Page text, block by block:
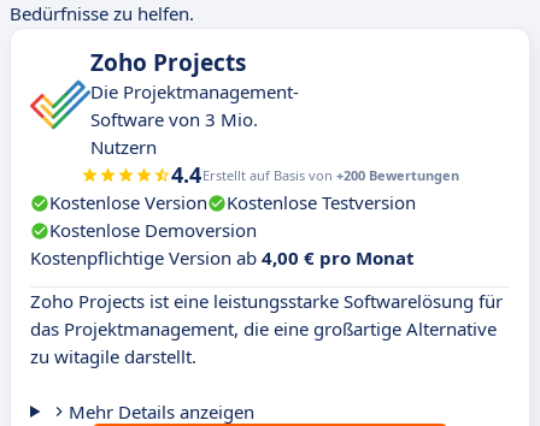
Bedürfnisse zu helfen.
Zoho Projects
Die Projektmanagement-
Software von 3 Mio.
Nutzern
4.4Erstellt auf Basis von +200 Bewertungen
Kostenlose Version
Kostenlose Testversion
Kostenlose Demoversion
Kostenpflichtige Version ab 4,00 € pro Monat
Zoho Projects ist eine leistungsstarke Softwarelösung für
das Projektmanagement, die eine großartige Alternative
zu witagile darstellt.
Mehr Details anzeigen